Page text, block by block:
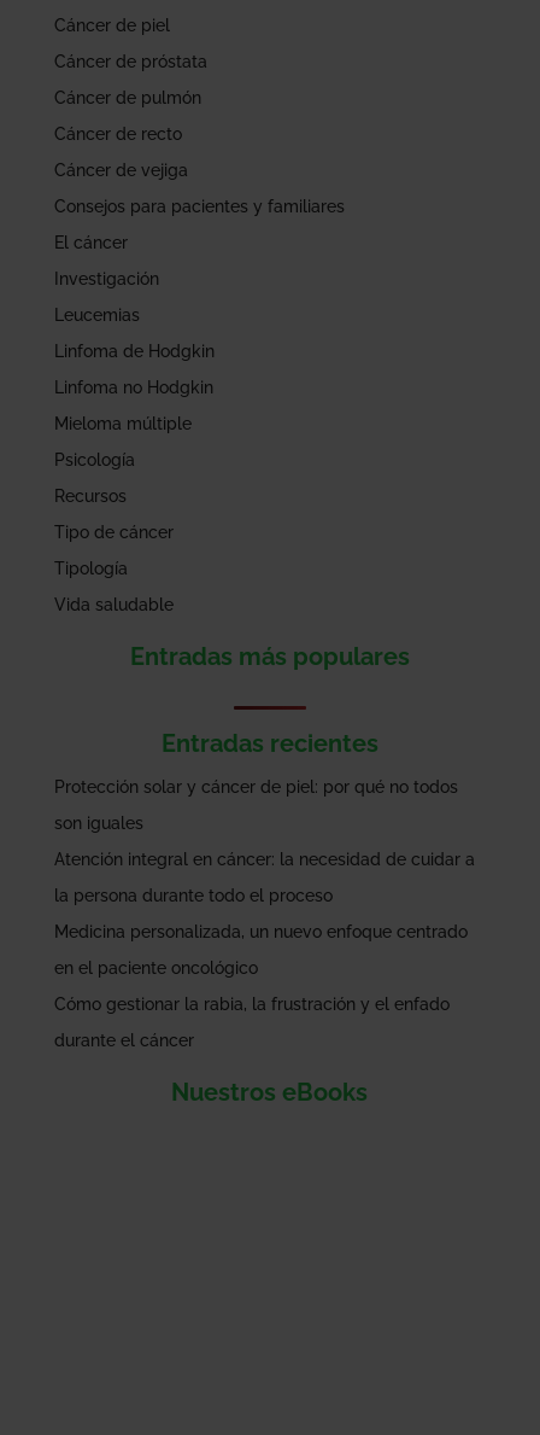
Cáncer de piel
Cáncer de próstata
Cáncer de pulmón
Cáncer de recto
Cáncer de vejiga
Consejos para pacientes y familiares
El cáncer
Investigación
Leucemias
Linfoma de Hodgkin
Linfoma no Hodgkin
Mieloma múltiple
Psicología
Recursos
Tipo de cáncer
Tipología
Vida saludable
Entradas más populares
Entradas recientes
Protección solar y cáncer de piel: por qué no todos
son iguales
Atención integral en cáncer: la necesidad de cuidar a
la persona durante todo el proceso
Medicina personalizada, un nuevo enfoque centrado
en el paciente oncológico
Cómo gestionar la rabia, la frustración y el enfado
durante el cáncer
Nuestros eBooks